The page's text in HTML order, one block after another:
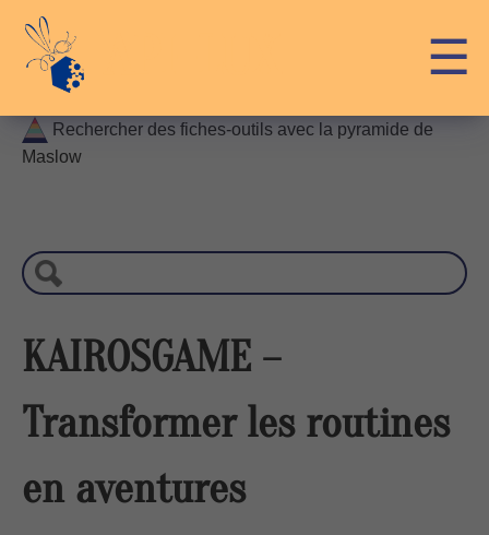
content
☰
Rechercher des fiches-outils avec la pyramide de
Maslow
c
h
r
c
e
KAIROSGAME –
Transformer les routines
en aventures